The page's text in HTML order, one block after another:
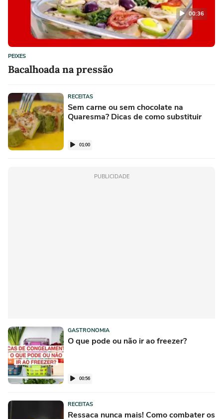
PEIXES
Bacalhoada na pressão
00:36
RECEITAS
Sem carne ou sem chocolate na
Quaresma? Dicas de como substituir
01:00
PUBLICIDADE
GASTRONOMIA
O que pode ou não ir ao freezer?
00:56
RECEITAS
Ressaca nunca mais! Como combater os